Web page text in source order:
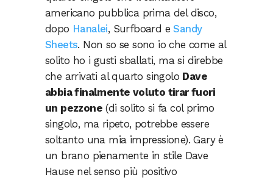
americano pubblica prima del disco,
dopo Hanalei, Surfboard eSandy
Sheets. Non so se sono io che come al
solito ho i gusti sballati, ma si direbbe
che arrivati al quarto singolo Dave
abbia finalmente voluto tirar fuori
un pezzone (di solito si fa col primo
singolo, ma ripeto, potrebbe essere
soltanto una mia impressione). Gary è
un brano pienamente in stile Dave
Hause nel senso più positivo